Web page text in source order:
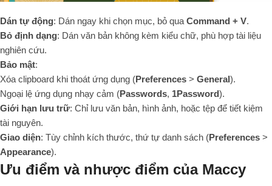
Dán tự động: Dán ngay khi chọn mục, bỏ qua Command + V.
Bỏ định dạng: Dán văn bản không kèm kiểu chữ, phù hợp tài liệu
nghiên cứu.
Bảo mật:
Xóa clipboard khi thoát ứng dụng (Preferences > General).
Ngoại lệ ứng dụng nhạy cảm (Passwords, 1Password).
Giới hạn lưu trữ: Chỉ lưu văn bản, hình ảnh, hoặc tệp để tiết kiệm
tài nguyên.
Giao diện: Tùy chỉnh kích thước, thứ tự danh sách (Preferences >
Appearance).
Ưu điểm và nhược điểm của Maccy